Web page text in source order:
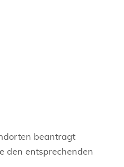
beantragt
den entsprechenden